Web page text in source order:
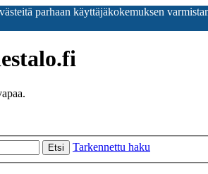
parhaan käyttäjäkokemuksen
Etsi Tarkennettu haku